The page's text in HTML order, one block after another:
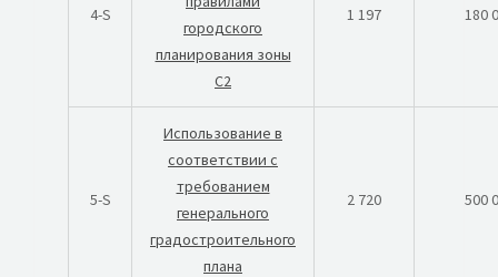
4-S
городского
планирования зоны
С2
1 197 180
5-S
Использование в
соответствии с
требованием
генерального
градостроительного
плана
2 720 500